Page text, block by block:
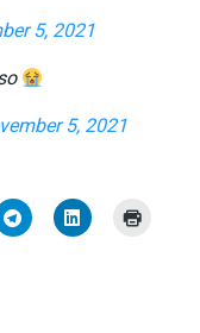
5, 2021
5, 2021